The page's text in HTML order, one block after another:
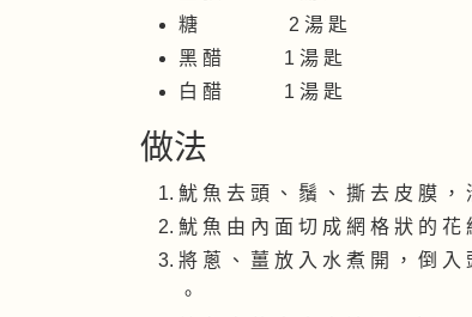
糖 2 湯 匙
黑 醋 1 湯 匙
白 醋 1 湯 匙
做法
魷 魚 去 頭 、 鬚 、 撕 去 皮 膜 ，
魷 魚 由 內 面 切 成 網 格 狀 的 花
將 蔥 、 薑 放 入 水 煮 開 ， 倒 入
。